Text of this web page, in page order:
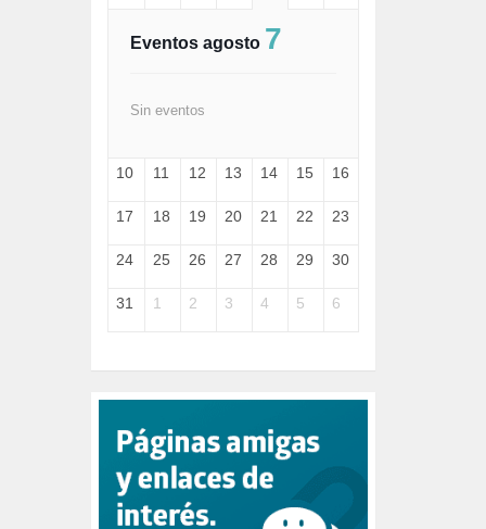
FELICIDAD (1)
FRANCISCO (5)
HUGO ZÁRATE (30)
I A (2)
INDEPENDENCIA (15)
INTELIGENCIA ARTIFICIAL (1)
JANE GOODDALL (1)
JAZZ (1)
JÓVENES (28)
JUSTICIA (13)
LEÓN XIV (5)
LGTBI (1)
Eventos agosto 7
Sin eventos
10 11 12 13 14 15 16
17 18 19 20 21 22 23
24 25 26 27 28 29 30
31 1 2 3 4 5 6